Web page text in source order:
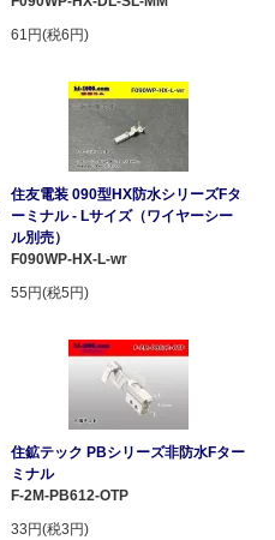
61円(税6円)
住友電装 090型HX防水シリーズFタ
ーミナル - Lサイズ（ワイヤーシー
ル別売）
F090WP-HX-L-wr
55円(税5円)
住鉱テック PBシリーズ非防水Fター
ミナル
F-2M-PB612-OTP
33円(税3円)